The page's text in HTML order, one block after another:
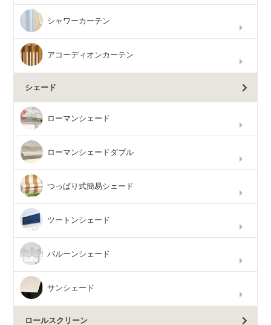
シャワーカーテン
アコーディオンカーテン
シェード
ローマンシェード
ローマンシェードダブル
つっぱり式簡易シェード
ツートンシェード
バルーンシェード
サンシェード
ロールスクリーン